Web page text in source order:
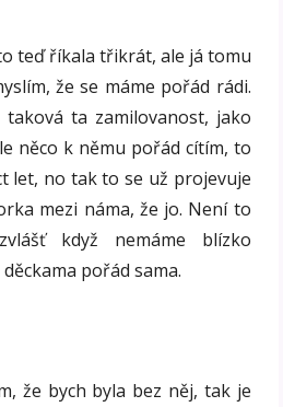
teď říkala třikrát, ale já tomu
že se máme pořád rádi.
ta zamilovanost, jako
něco k němu pořád cítím, to
let, no tak to se už projevuje
mezi náma, že jo. Není to
když nemáme blízko
pořád sama.
že bych byla bez něj, tak je